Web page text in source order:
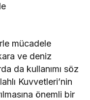
mücadele
ve deniz
da kullanımı söz
Kuvvetleri’nin
önemli bir